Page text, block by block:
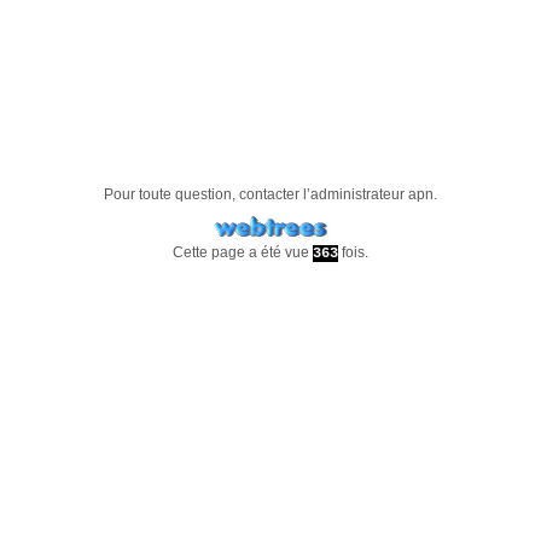
Pour toute question, contacter l’administrateur apn.
Cette page a été vue 363 fois.